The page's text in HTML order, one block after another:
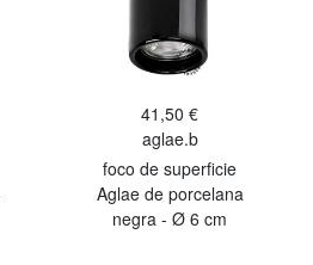
41,50 €
aglae.b
foco de superficie
Aglae de porcelana
negra - Ø 6 cm